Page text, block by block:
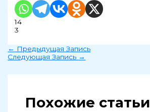
14
3
← Предыдущая Запись
Следующая Запись →
Похожие статьи